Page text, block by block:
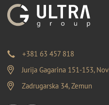
+381 63 457 818
Jurija Gagarina 151-153,
Zadrugarska 34, Zemun